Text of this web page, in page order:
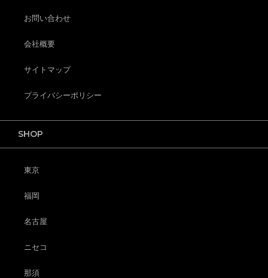
お問い合わせ
会社概要
サイトマップ
プライバシーポリシー
SHOP
東京
福岡
名古屋
ニセコ
那須